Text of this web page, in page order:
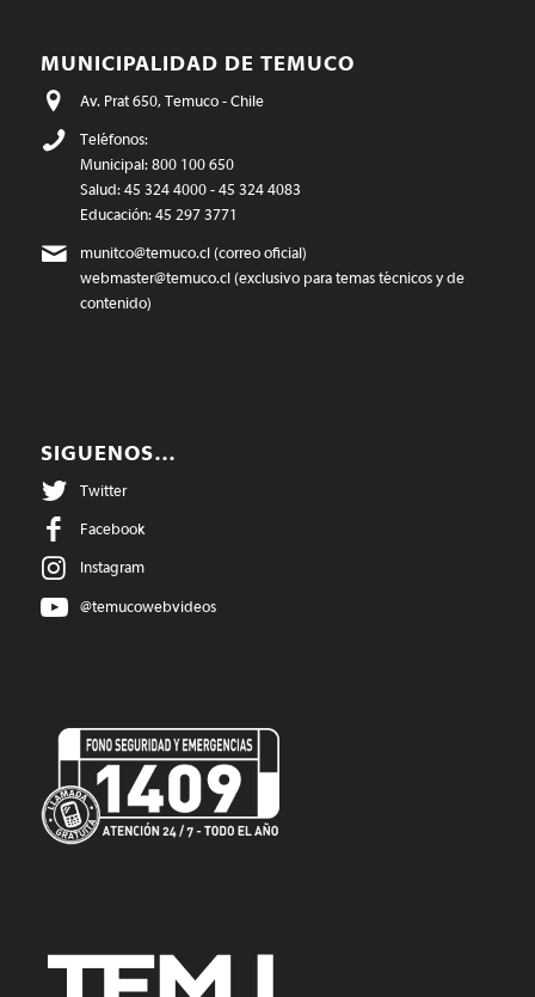
MUNICIPALIDAD DE TEMUCO
Av. Prat 650, Temuco - Chile
Teléfonos:
Municipal: 800 100 650
Salud: 45 324 4000 - 45 324 4083
Educación: 45 297 3771
munitco@temuco.cl(correo oficial)
webmaster@temuco.cl(exclusivo para temas técnicos y de
contenido)
SIGUENOS…
Twitter
Facebook
Instagram
@temucowebvideos